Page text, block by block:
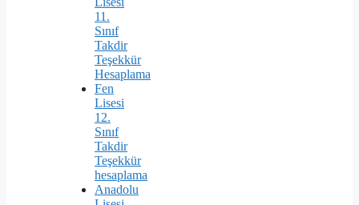
11.
Sınıf
Takdir
Teşekkür
Hesaplama
Fen
Lisesi
12.
Sınıf
Takdir
Teşekkür
hesaplama
Anadolu